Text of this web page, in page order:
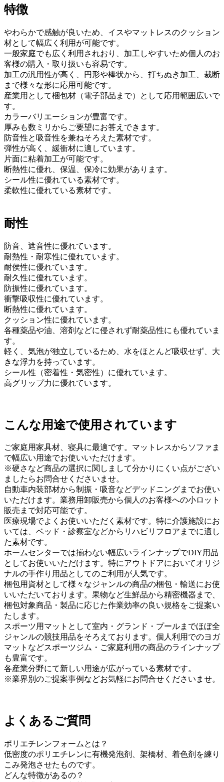
特徴
やわらかで感触が良いため、イスやマットレスのクッション
材として幅広く利用が可能です。
一般家庭でも広く利用されおり、加工しやすいため個人のお
客様の購入・取り扱いも容易です。
加工の汎用性が高く、円形や棒状から、打ちぬき加工、裁断
まで様々な形に応用可能です。
産業用として梱包材（電子部品まで）として応用範囲広いで
す。
カラーバリエーションが豊富です。
厚みも数ミリからご要望にお答えできます。
防音性と吸音性を兼ねそろえた素材です。
弾性が高く、緩衝材に適しています。
片面に粘着加工が可能です。
断熱性に優れ、保温、保冷に効果があります。
シール性に優れている素材です。
柔軟性に優れている素材です。
耐性
防音、遮音性に優れています。
耐熱性・耐寒性に優れています。
耐侯性に優れています。
耐久性に優れています。
防振性に優れています。
衝撃吸収性に優れています。
断熱性に優れています。
クッション性に優れています。
各種薬品や油、溶剤などに侵されず耐薬品性にも優れていま
す。
軽く、気泡が独立しているため、水をほとんど吸収せず、大
きな浮力を持っています。
シール性（密着性・気密性）に優れています。
高グリップ力に優れています。
こんな用途で使用されています
ご家庭用家具材、寝具に最適です。マットレスからソファま
で幅広い用途でお使いいただけます。
※硬さなど商品の選択に関しまして分かりにくい点がござい
ましたらお問合せくださいませ。
自動車内装部材から制振・吸音などデッドニングまでお使い
いただけます。業務用卸販売から個人のお客様への小ロット
販売まで対応可能です。
医療現場でよくお使いいただく素材です。特に介護施設にお
いては、ベッド・診察室などからリハビリフロアまでに適し
た素材です。
ホームセンターでは揃わない幅広いラインナップでDIY用品
としてお使いいただけます。特にアウトドアにおいてオリジ
ナルの手作り用品としてのご利用が人気です。
梱包用資材として様々なジャンルの商品の梱包・輸送にお使
いいただいております。果物など生鮮品から精密機器まで、
梱包対象商品・製品に応じた作業効率の良い規格をご提案い
たします。
スポーツ用マットとして室内・グランド・プールまでほぼ全
ジャンルの競技用品をそろえております。個人利用でのヨガ
マットなどスポーツジム・ご家庭利用の商品のラインナップ
も豊富です。
各産業分野にて新しい用途が広がっている素材です。
※業界別のご提案事例などお気軽にお問合せくださいませ。
よくあるご質問
ポリエチレンフォームとは？
低密度のポリエチレンに有機発泡剤、架橋材、着色剤を練り
こみ発泡させたものです。
どんな特徴があるの？